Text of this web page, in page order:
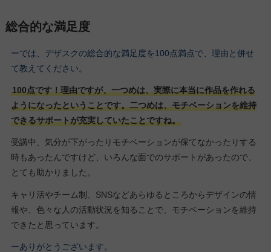
総合的な満足度
ーでは、デザスクの総合的な満足度を100点満点で、理由と併せ
て教えてください。
100点です！理由ですが、一つめは、実際に本当に作品を作れる
ようになったということです。二つめは、モチベーションを維持
できるサポートが充実していたことですね。
受講中、気分が下がったりモチベーションが保てなかったりする
時もあったんですけど、いろんな面でのサポートがあったので、
とても助かりました。
キャリ活やチーム制、SNSなどあらゆるところからデザインの情
報や、色々な人の活動状況を知ることで、モチベーションを維持
できたと思っています。
ーありがとうございます。